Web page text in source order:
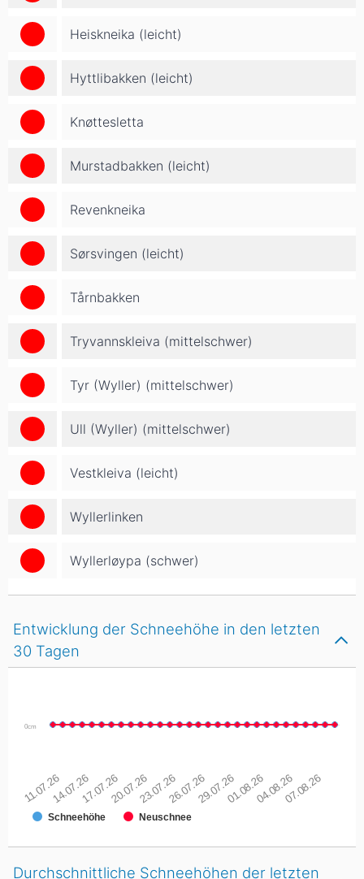
Heiskneika (leicht)
Hyttlibakken (leicht)
Knøttesletta
Murstadbakken (leicht)
Revenkneika
Sørsvingen (leicht)
Tårnbakken
Tryvannskleiva (mittelschwer)
Tyr (Wyller) (mittelschwer)
Ull (Wyller) (mittelschwer)
Vestkleiva (leicht)
Wyllerlinken
Wyllerløypa (schwer)
Entwicklung der Schneehöhe in den letzten
30 Tagen
Schneehöhe Neuschnee
0cm
11.07.2614.07.2617.07.2620.07.2623.07.2626.07.2629.07.2601.08.2604.08.2607.08.26
Durchschnittliche Schneehöhen der letzten